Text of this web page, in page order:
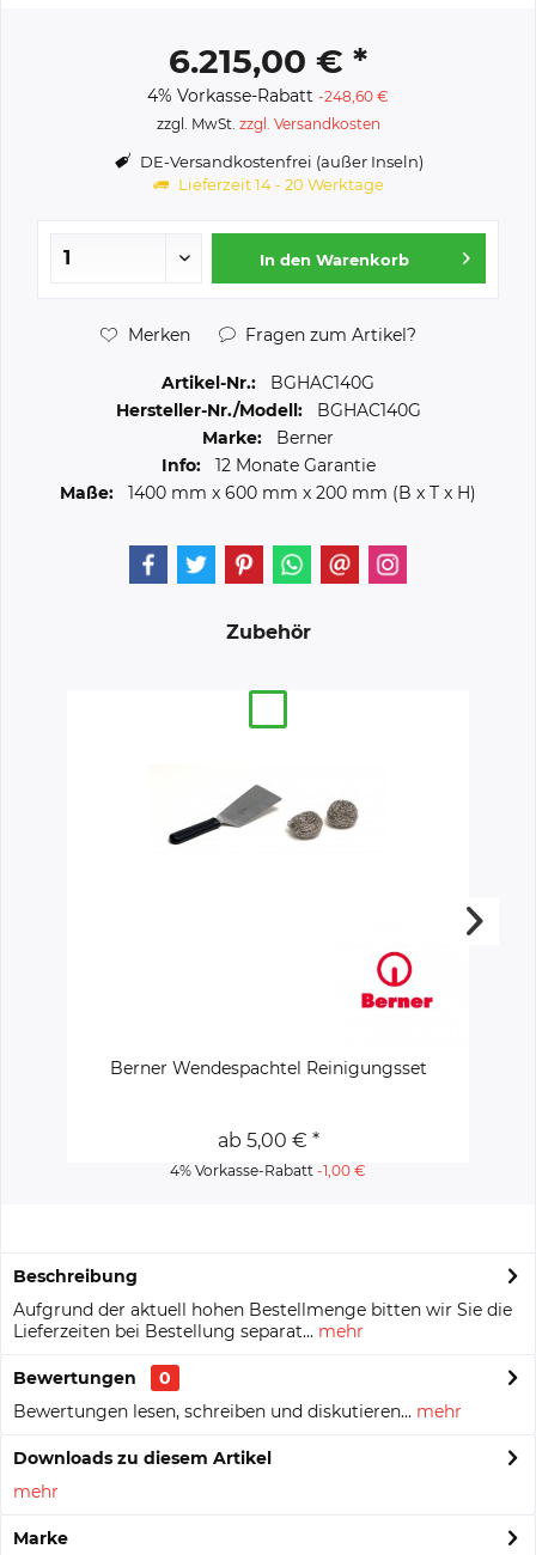
6.215,00 € *
4% Vorkasse-Rabatt -248,60 €
zzgl. MwSt. zzgl. Versandkosten
DE-Versandkostenfrei (außer Inseln)
Lieferzeit 14 - 20 Werktage
In den Warenkorb
Merken Fragen zum Artikel?
Artikel-Nr.:
BGHAC140G
Hersteller-Nr./Modell:
BGHAC140G
Marke:
Berner
Info:
12 Monate Garantie
Maße:
1400 mm x 600 mm x 200 mm (B x T x H)
Zubehör
Berner Wendespachtel Reinigungsset
ab 5,00 € *
4% Vorkasse-Rabatt -1,00 €
Beschreibung
Aufgrund der aktuell hohen Bestellmenge bitten wir Sie die
Lieferzeiten bei Bestellung separat... mehr
Bewertungen
0
Bewertungen lesen, schreiben und diskutieren... mehr
Downloads zu diesem Artikel
mehr
Marke